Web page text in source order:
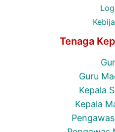
Tenaga
Guru
Kepala
Kepala